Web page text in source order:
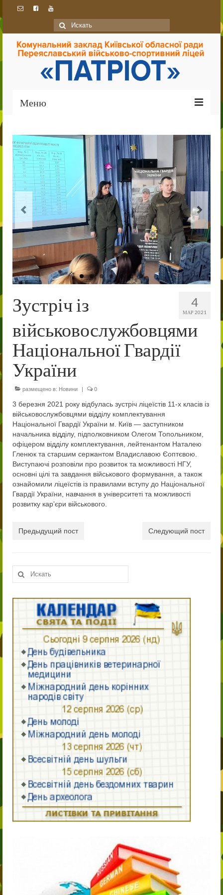
Искать:
Меню
Про ліцей
Ліцей сьогодні
Історія
Традиції
Співпраця
Благодійна допомога
Навчально-виховна діяльність
Виховна робота
Психологічна служба радить
Патріотичне виховання
Дошка пошани
Військово-спортивна робота
Новини
Публічно
Нормативні документи ліцею
ПРОЗОРО
Педагогічний колектив ліцею «Патріот»
Учням
Вступ до ліцею
9-й клас
10-й клас
11-й клас
11-й клас
Випускнику 2021
Контакти
4
МАР 2021
Зустріч із
військовослужбовцями
Національної Гвардії
України
размещено в: Новини | 0
3 березня 2021 року відбулась зустріч ліцеїстів 11-х класів із
військовослужбовцями відділу комплектування
Національної Гвардії України м. Київ — заступником
начальника відділу, підполковником Олегом Топольником,
офіцером відділу комплектування, лейтенантом Наталею
Гленюк та старшим сержантом Владиславою Єоптєвою.
Виступаючі розповіли про розвиток та можливості НГУ,
основні цілі та завдання військового формування, а також
ознайомили ліцеїстів із правилами вступу до Національної
Гвардії України, навчання в університеті та можливості
розвитку кар’єри військового.
Предыдущий пост Следующий пост
Искать: